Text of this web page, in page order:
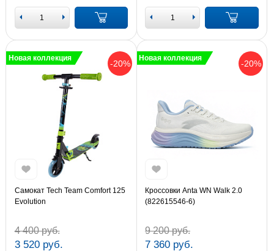
-20%
Новая коллекция
Самокат Tech Team Comfort 125
Evolution
4 400 руб.
3 520 руб.
-20%
Новая коллекция
Кроссовки Anta WN Walk 2.0
(822615546-6)
9 200 руб.
7 360 руб.